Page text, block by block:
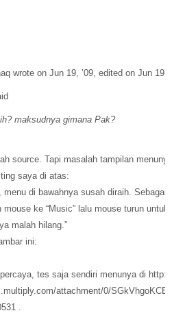
wrote on Jun 19, ’09, edited on Jun 19,
maksudnya gimana Pak?
source. Tapi masalah tampilan
saya di atas:
menu di bawahnya susah diraih.
mouse ke “Music” lalu mouse turun
malah hilang.”
ini:
tes saja sendiri menunya di http://
attachment/0/
.